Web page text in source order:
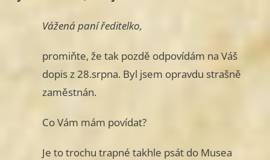
Vážená paní ředitelko,
promiňte, že tak pozdě odpovídám na Váš
dopis z 28.srpna. Byl jsem opravdu strašně
zaměstnán.
Co Vám mám povídat?
Je to trochu trapné takhle psát do Musea